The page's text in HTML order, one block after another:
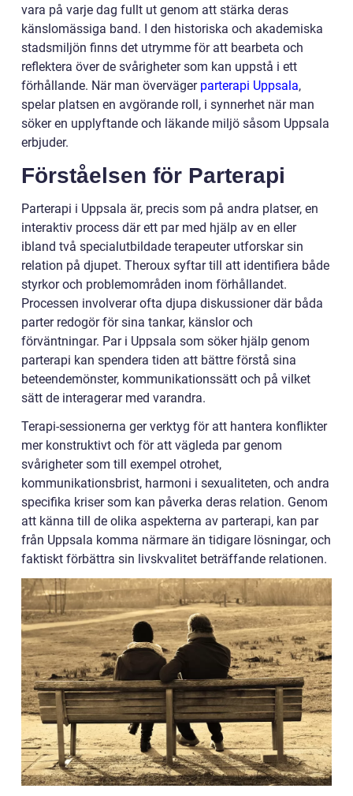
vara på varje dag fullt ut genom att stärka deras
känslomässiga band. I den historiska och akademiska
stadsmiljön finns det utrymme för att bearbeta och
reflektera över de svårigheter som kan uppstå i ett
förhållande. När man överväger parterapi Uppsala,
spelar platsen en avgörande roll, i synnerhet när man
söker en upplyftande och läkande miljö såsom Uppsala
erbjuder.
Förståelsen för Parterapi
Parterapi i Uppsala är, precis som på andra platser, en
interaktiv process där ett par med hjälp av en eller
ibland två specialutbildade terapeuter utforskar sin
relation på djupet. Theroux syftar till att identifiera både
styrkor och problemområden inom förhållandet.
Processen involverar ofta djupa diskussioner där båda
parter redogör för sina tankar, känslor och
förväntningar. Par i Uppsala som söker hjälp genom
parterapi kan spendera tiden att bättre förstå sina
beteendemönster, kommunikationssätt och på vilket
sätt de interagerar med varandra.
Terapi-sessionerna ger verktyg för att hantera konflikter
mer konstruktivt och för att vägleda par genom
svårigheter som till exempel otrohet,
kommunikationsbrist, harmoni i sexualiteten, och andra
specifika kriser som kan påverka deras relation. Genom
att känna till de olika aspekterna av parterapi, kan par
från Uppsala komma närmare än tidigare lösningar, och
faktiskt förbättra sin livskvalitet beträffande relationen.